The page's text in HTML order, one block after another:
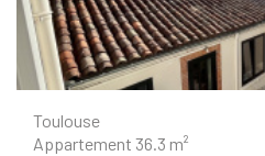
Toulouse
Appartement 36.3 m²